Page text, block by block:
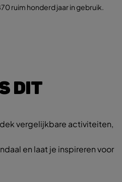
ruim honderd jaar in gebruik.
DIT
vergelijkbare activiteiten,
en laat je inspireren voor